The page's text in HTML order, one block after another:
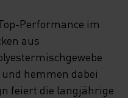
Performance im
aus
hemmen dabei
feiert die langjährige